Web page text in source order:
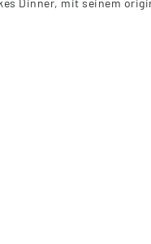
Dinner, mit seinem